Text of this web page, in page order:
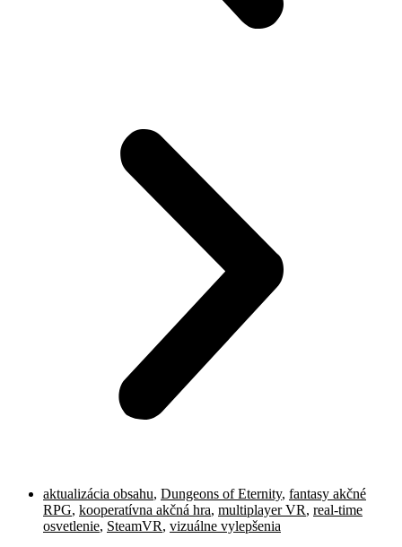
aktualizácia obsahu, Dungeons of Eternity, fantasy akčné
RPG, kooperatívna akčná hra, multiplayer VR, real-time
osvetlenie, SteamVR, vizuálne vylepšenia